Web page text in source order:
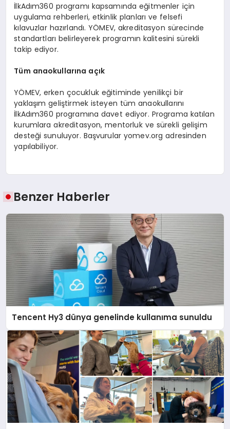
İlkAdım360 programı kapsamında eğitmenler için
uygulama rehberleri, etkinlik planları ve felsefi
kılavuzlar hazırlandı. YÖMEV, akreditasyon sürecinde
standartları belirleyerek programın kalitesini sürekli
takip ediyor.
Tüm anaokullarına açık
YÖMEV, erken çocukluk eğitiminde yenilikçi bir
yaklaşım geliştirmek isteyen tüm anaokullarını
İlkAdım360 programına davet ediyor. Programa katılan
kurumlara akreditasyon, mentorluk ve sürekli gelişim
desteği sunuluyor. Başvurular yomev.org adresinden
yapılabiliyor.
Benzer Haberler
Tencent Hy3 dünya genelinde kullanıma sunuldu